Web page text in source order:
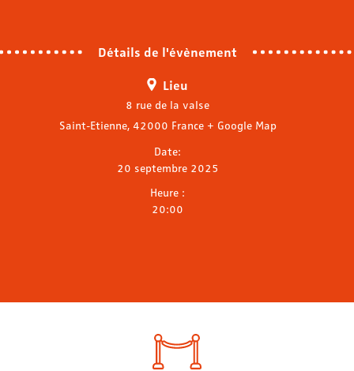
Détails de l'évènement
Lieu
8 rue de la valse
Saint-Etienne, 42000 France + Google Map
Date:
20 septembre 2025
Heure :
20:00